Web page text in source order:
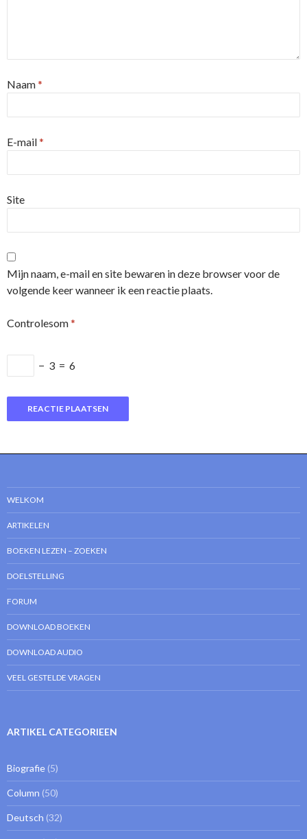
Naam*
E-mail*
Site
Mijn naam, e-mail en site bewaren in deze browser voor de
volgende keer wanneer ik een reactie plaats.
Controlesom*
− 3 = 6
WELKOM
ARTIKELEN
BOEKEN LEZEN – ZOEKEN
DOELSTELLING
FORUM
DOWNLOAD BOEKEN
DOWNLOAD AUDIO
VEEL GESTELDE VRAGEN
ARTIKEL CATEGORIEEN
Biografie (5)
Column (50)
Deutsch (32)